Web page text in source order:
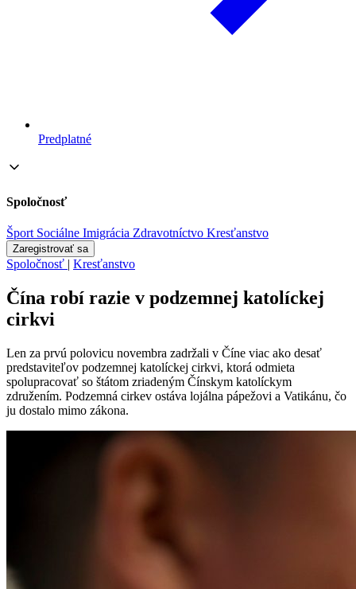
Predplatné
Spoločnosť
Šport Sociálne Imigrácia Zdravotníctvo Kresťanstvo
Zaregistrovať sa
Spoločnosť | Kresťanstvo
Čína robí razie v podzemnej katolíckej
cirkvi
Len za prvú polovicu novembra zadržali v Číne viac ako desať
predstaviteľov podzemnej katolíckej cirkvi, ktorá odmieta
spolupracovať so štátom zriadeným Čínskym katolíckym
združením. Podzemná cirkev ostáva lojálna pápežovi a Vatikánu, čo
ju dostalo mimo zákona.